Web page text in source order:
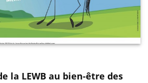
la LEWB au bien-être des